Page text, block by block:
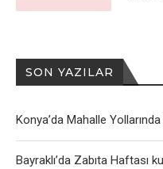
SON YAZILAR
Konya’da Mahalle
Bayraklı’da Zabıta Haftası